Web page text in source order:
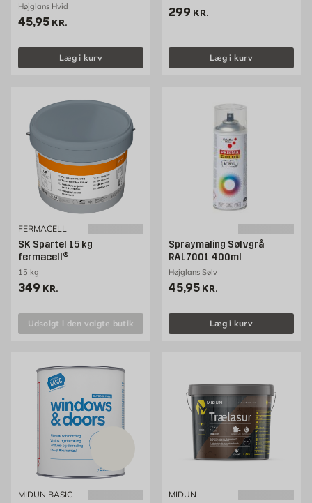
Højglans Hvid
Pris 45.95 kr. /stk
45,95 KR.
Læg i kurv
Pris 299 kr. /stk
299 KR.
Læg i kurv
FERMACELL
SK Spartel 15 kg
fermacell®
15 kg
Pris 349 kr. /stk
349 KR.
Udsolgt i den valgte butik
Spraymaling Sølvgrå
RAL7001 400ml
Højglans Sølv
Pris 45.95 kr. /stk
45,95 KR.
Læg i kurv
MIDUN BASIC MIDUN